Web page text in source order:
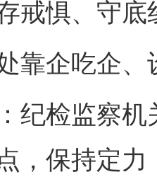
戒惧、守底
企吃企、
检监察机
，保持定